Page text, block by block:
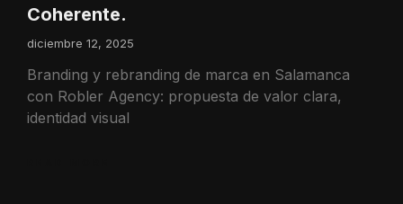
Coherente.
diciembre 12, 2025
Branding y rebranding de marca en Salamanca
con Robler Agency: propuesta de valor clara,
identidad visual